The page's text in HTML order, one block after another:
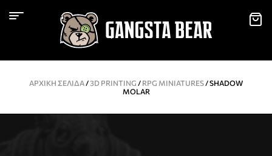
ΑΡΧΙΚΉ ΣΕΛΊΔΑ/3D PRINTING / RPG MINIATURES/ SHADOW
MOLAR